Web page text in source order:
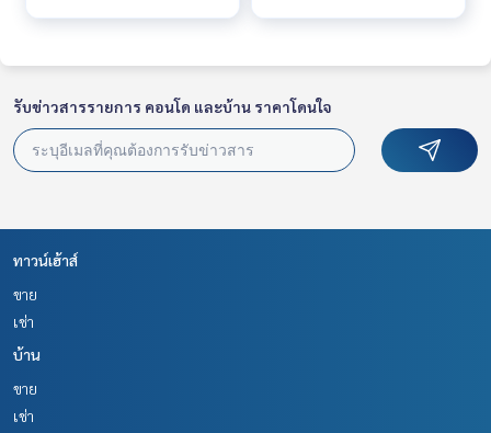
รับข่าวสารรายการ คอนโด และบ้าน ราคาโดนใจ
ทาวน์เฮ้าส์
ขาย
เช่า
บ้าน
ขาย
เช่า